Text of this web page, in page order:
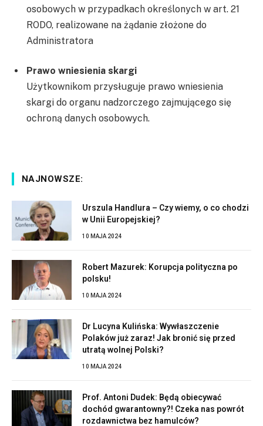
osobowych w przypadkach określonych w art. 21
RODO, realizowane na żądanie złożone do
Administratora
Prawo wniesienia skargi
Użytkownikom przysługuje prawo wniesienia
skargi do organu nadzorczego zajmującego się
ochroną danych osobowych.
NAJNOWSZE:
Urszula Handlura – Czy wiemy, o co chodzi
w Unii Europejskiej?
10 MAJA 2024
Robert Mazurek: Korupcja polityczna po
polsku!
10 MAJA 2024
Dr Lucyna Kulińska: Wywłaszczenie
Polaków już zaraz! Jak bronić się przed
utratą wolnej Polski?
10 MAJA 2024
Prof. Antoni Dudek: Będą obiecywać
dochód gwarantowny?! Czeka nas powrót
rozdawnictwa bez hamulców?